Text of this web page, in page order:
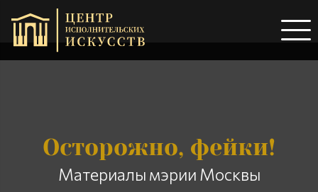
Осторожно, фейки!
Материалы мэрии Москвы